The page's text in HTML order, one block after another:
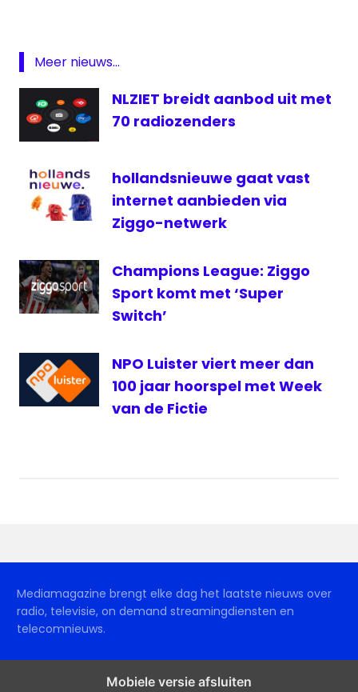
live
NLziet
Playstation
televisie
Meer nieuws...
NLZIET breidt aanbod uit met
70 radiozenders
hollandsnieuwe gaat vast
internet aanbieden via
Ziggo-netwerk
Champions League: Ziggo
Sport komt met ‘Super
Switch’
NPO Luister viert meer dan
100 jaar hoorspel met Week
van de Fictie
Mediamagazine brengt elke dag het laatste nieuws over
radio, televisie, on demand streamingdiensten en
telecomnieuws.
Mobiele versie afsluiten